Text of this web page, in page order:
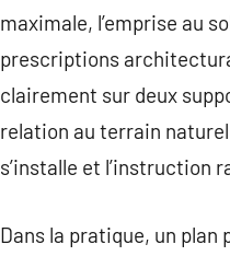
maximale, l’emprise au
prescriptions
clairement sur deux
relation au terrain
s’installe et l’instruction
Dans la pratique, un